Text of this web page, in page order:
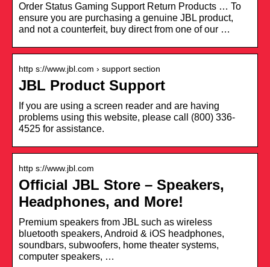
Order Status Gaming Support Return Products … To
ensure you are purchasing a genuine JBL product,
and not a counterfeit, buy direct from one of our …
http s://www.jbl.com › support section
JBL Product Support
If you are using a screen reader and are having
problems using this website, please call (800) 336-
4525 for assistance.
http s://www.jbl.com
Official JBL Store – Speakers,
Headphones, and More!
Premium speakers from JBL such as wireless
bluetooth speakers, Android & iOS headphones,
soundbars, subwoofers, home theater systems,
computer speakers, …